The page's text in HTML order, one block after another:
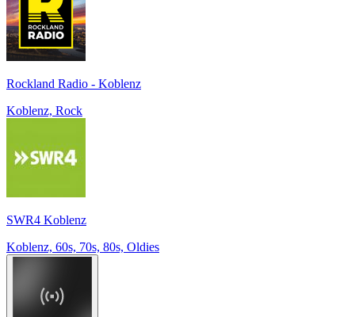
Rockland Radio - Koblenz
Koblenz, Rock
SWR4 Koblenz
Koblenz, 60s, 70s, 80s, Oldies